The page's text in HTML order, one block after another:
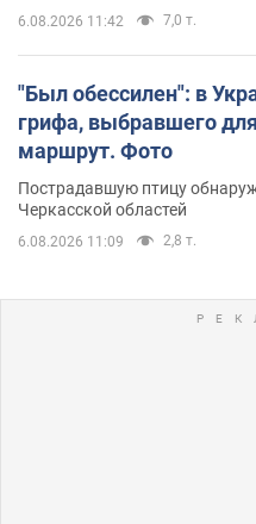
6.08.2026 11:42 7,0 т.
"Был обессилен": в
грифа, выбравшего
маршрут. Фото
Пострадавшую птицу
Черкасской областей
6.08.2026 11:09 2,8 т.